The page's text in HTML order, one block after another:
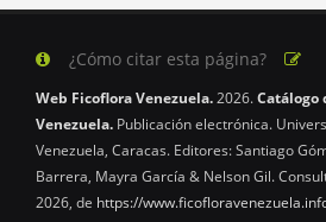
¿Cómo citar esta página?
Web Ficoflora Venezuela.2026.Catálogo
Venezuela. Publicación electrónica.
Venezuela, Caracas. Editores: Santiago
Barrera, Mayra García & Nelson Gil.
2026, de https://